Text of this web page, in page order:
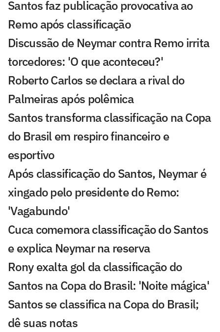
Santos faz publicação provocativa ao
Remo após classificação
Discussão de Neymar contra Remo irrita
torcedores: 'O que aconteceu?'
Roberto Carlos se declara a rival do
Palmeiras após polêmica
Santos transforma classificação na Copa
do Brasil em respiro financeiro e
esportivo
Após classificação do Santos, Neymar é
xingado pelo presidente do Remo:
'Vagabundo'
Cuca comemora classificação do Santos
e explica Neymar na reserva
Rony exalta gol da classificação do
Santos na Copa do Brasil: 'Noite mágica'
Santos se classifica na Copa do Brasil;
dê suas notas